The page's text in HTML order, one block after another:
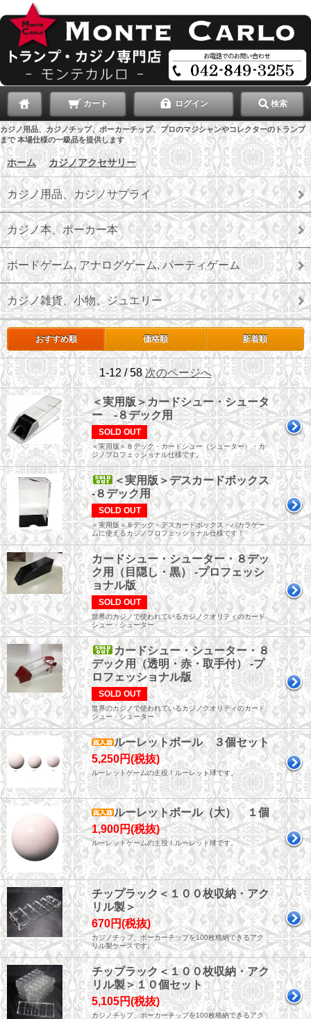
カート ログイン 検索
カジノ用品、カジノチップ、ポーカーチップ、プロのマジシャンやコレクターのトランプ
まで 本場仕様の一級品を提供します
ホーム ＞ カジノアクセサリー
カジノ用品、カジノサプライ
カジノ本、ポーカー本
ボードゲーム, アナログゲーム, パーティゲーム
カジノ雑貨、小物、ジュエリー
おすすめ順 価格順 新着順
1-12 / 58次のページへ
＜実用版＞カードシュー・シュータ
ー -８デック用
SOLD OUT
＜実用版＞８デック・カードシュー（シューター）・カ
ジノプロフェッショナル仕様です。
＜実用版＞デスカードボックス
-８デック用
SOLD OUT
＜実用版＞８デック・デスカードボックス・バカラゲー
ムに使えるカジノプロフェッショナル仕様です！
カードシュー・シューター・８デッ
ク用（目隠し・黒） -プロフェッシ
ョナル版
SOLD OUT
世界のカジノで使われているカジノクオリティのカード
シュー・シューター
カードシュー・シューター・８
デック用（透明・赤・取手付） -プ
ロフェッショナル版
SOLD OUT
世界のカジノで使われているカジノクオリティのカード
シュー・シューター
ルーレットボール ３個セット
5,250円(税抜)
ルーレットゲームの主役！ルーレット球です。
ルーレットボール（大） １個
1,900円(税抜)
ルーレットゲームの主役！ルーレット球です。
チップラック＜１００枚収納・アク
リル製＞
670円(税抜)
カジノチップ、ポーカーチップを100枚格納できるアク
リル製ケースです。
チップラック＜１００枚収納・アク
リル製＞１０個セット
5,105円(税抜)
カジノチップ、ポーカーチップを100枚格納できるアク